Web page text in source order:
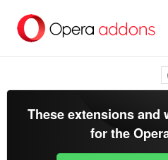
These extensions and
for the